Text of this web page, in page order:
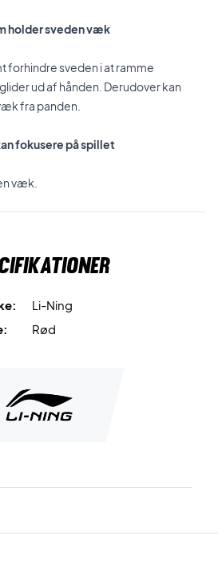
holder sveden væk
forhindre sveden i at ramme
ud af hånden. Derudover kan
fra panden.
fokusere på spillet
væk.
Li-Ning
Rød